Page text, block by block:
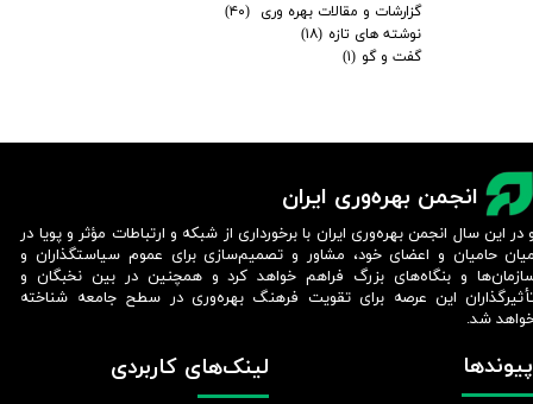
گزارشات و مقالات بهره وری
(۴۰)
نوشته های تازه (۱۸)
گفت و گو (۱)
انجمن بهره‌وری ایران
لینک‌های کاربردی پیوندها
در این سال انجمن بهره‌وری ایران با برخورداری از شبکه و ارتباطات مؤثر و پویا در
حامیان و اعضای خود، مشاور و تصمیم‌سازی برای عموم سیاستگذاران و
و بنگاه‌های بزرگ فراهم خواهد کرد و همچنین در بین نخبگان و
این عرصه برای تقویت فرهنگ بهره‌وری در سطح جامعه شناخته
شد.​​​​​​​